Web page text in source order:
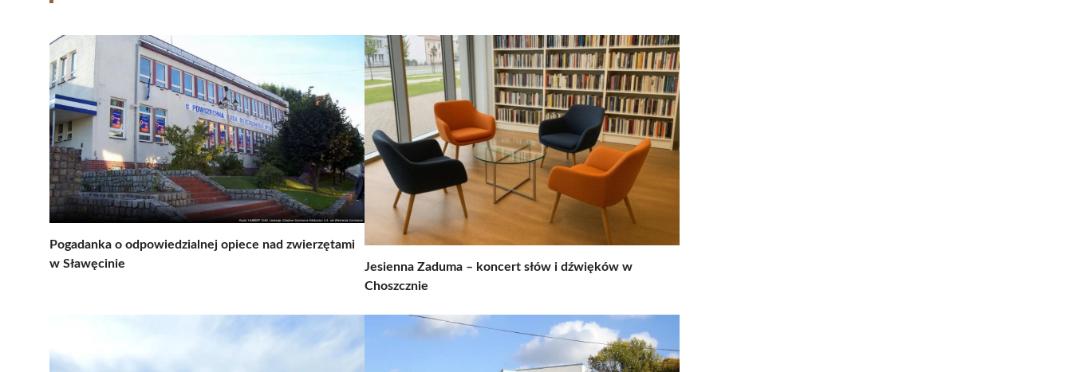
Pogadanka o odpowiedzialnej opiece nad zwierzętami
w Sławęcinie
Jesienna Zaduma – koncert słów i dźwięków w
Choszcznie